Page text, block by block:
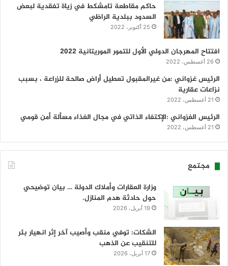
حاكم مقاطعة تامشكط في زياة تفقدية لبعض
السدود ببلدية الراظي
25 أكتوبر، 2022
افتتاح المهرجان الدولي الأول للتمور الموريتانية 2022
26 أغسطس، 2022
الرئيس غزواني :من غيرالمقبول تعطيل أراض صالحة للزراعة ، بسبب
نزاعات عقارية
21 أغسطس، 2022
الرئيس الغزواني :الإكتفاء الذاتي في مجال الغذاء مسألة أمن قومي
21 أغسطس، 2022
مجتمع
وزارة العقارات وأملاك الدولة … بيان توضيحي
حول حادثة هدم المنازل.
19 أبريل، 2026
الشكات: توفي منقب وأصيب آخر إثر انهيار بئر
للتنقيب عن الذهب
17 أبريل، 2026